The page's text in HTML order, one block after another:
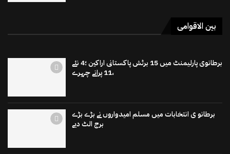
بین الاقوامی
برطانوی پارلیمنٹ میں 15 برٹش پاکستانی اراکین ؛4 نئے
،11 پرانے چہرے
برطانو ی انتخابات میں مسلم امیدواروں نے بڑے بڑے
برج الٹ دیے